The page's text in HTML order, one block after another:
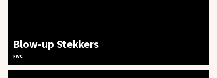
Blow-up Stekkers
PWC